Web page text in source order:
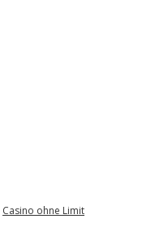
Casino ohne Limit